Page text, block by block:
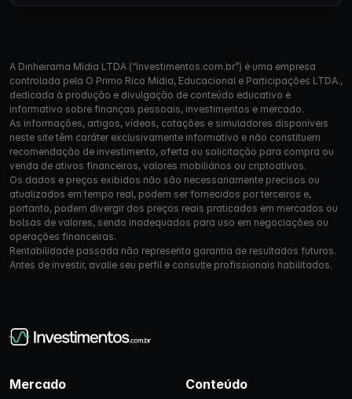
A Dinheirama Mídia LTDA (“Investimentos.com.br”) é uma empresa
controlada pela O Primo Rico Mídia, Educacional e Participações LTDA.,
dedicada à produção e divulgação de conteúdo educativo e
informativo sobre finanças pessoais, investimentos e mercado.
As informações, artigos, vídeos, cotações e simuladores disponíveis
neste site têm caráter exclusivamente informativo e não constituem
recomendação de investimento, oferta ou solicitação para compra ou
venda de ativos financeiros, valores mobiliários ou criptoativos.
Os dados e preços exibidos não são necessariamente precisos ou
atualizados em tempo real, podem ser fornecidos por terceiros e,
portanto, podem divergir dos preços reais praticados em mercados ou
bolsas de valores, sendo inadequados para uso em negociações ou
operações financeiras.
Rentabilidade passada não representa garantia de resultados futuros.
Antes de investir, avalie seu perfil e consulte profissionais habilitados.
Mercado Conteúdo